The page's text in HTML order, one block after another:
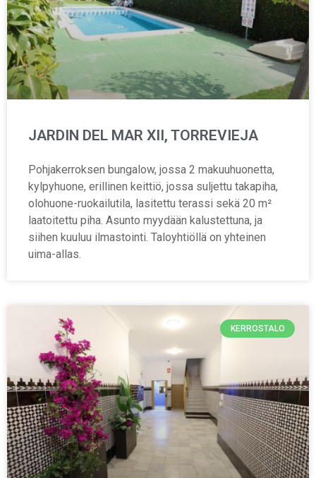
JARDIN DEL MAR XII, TORREVIEJA
Pohjakerroksen bungalow, jossa 2 makuuhuonetta,
kylpyhuone, erillinen keittiö, jossa suljettu takapiha,
olohuone-ruokailutila, lasitettu terassi sekä 20 m²
laatoitettu piha. Asunto myydään kalustettuna, ja
siihen kuuluu ilmastointi. Taloyhtiöllä on yhteinen
uima-allas.
KERROSTALO